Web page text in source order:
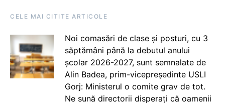
CELE MAI CITITE ARTICOLE
Noi comasări de clase și posturi, cu 3
săptămâni până la debutul anului
școlar 2026-2027, sunt semnalate de
Alin Badea, prim-vicepreședinte USLI
Gorj: Ministerul o comite grav de tot.
Ne sună directorii disperați că oamenii